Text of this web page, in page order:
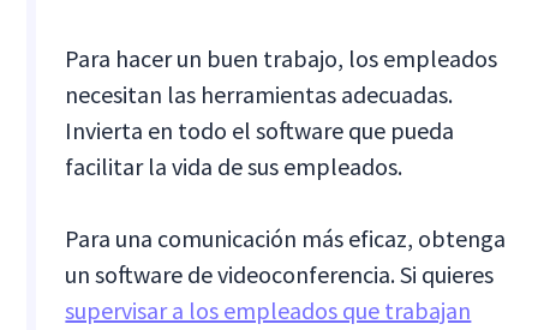
Para hacer un buen trabajo, los empleados
necesitan las herramientas adecuadas.
Invierta en todo el software que pueda
facilitar la vida de sus empleados.
Para una comunicación más eficaz, obtenga
un software de videoconferencia. Si quieres
supervisar a los empleados que trabajan